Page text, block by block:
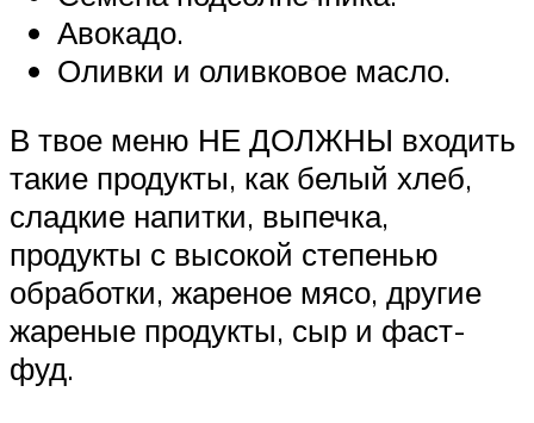
Авокадо.
Оливки и оливковое масло.
В твое меню НЕ ДОЛЖНЫ входить
такие продукты, как белый хлеб,
сладкие напитки, выпечка,
продукты с высокой степенью
обработки, жареное мясо, другие
жареные продукты, сыр и фаст-
фуд.